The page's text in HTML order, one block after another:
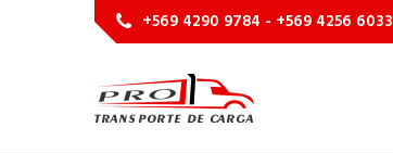
+569 4290 9784 - +569 4256 6033